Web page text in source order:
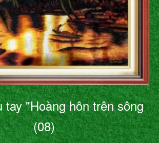
tay "Hoàng hôn trên sông
(08)